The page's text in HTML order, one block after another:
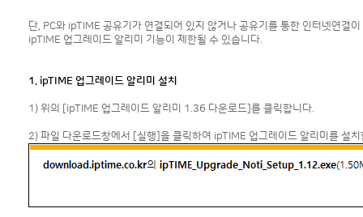
단, PC와 ipTIME 공유기가 연결되어 있지 않거나 공유기를 통한 인터넷연결
ipTIME 업그레이드 알리미 기능이 제한될 수 있습니다.
1. ipTIME 업그레이드 알리미 설치
1) 위의 [ipTIME 업그레이드 알리미 1.36 다운로드]를 클릭합니다.
2) 파일 다운로드창에서 [실행]을 클릭하여 ipTIME 업그레이드 알리미를 설치